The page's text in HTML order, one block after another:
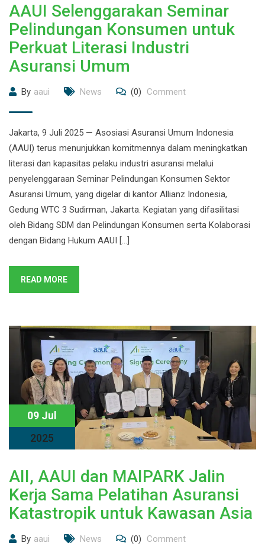
AAUI Selenggarakan Seminar
Pelindungan Konsumen untuk
Perkuat Literasi Industri
Asuransi Umum
By aaui News (0) Comment
Jakarta, 9 Juli 2025 — Asosiasi Asuransi Umum Indonesia
(AAUI) terus menunjukkan komitmennya dalam meningkatkan
literasi dan kapasitas pelaku industri asuransi melalui
penyelenggaraan Seminar Pelindungan Konsumen Sektor
Asuransi Umum, yang digelar di kantor Allianz Indonesia,
Gedung WTC 3 Sudirman, Jakarta. Kegiatan yang difasilitasi
oleh Bidang SDM dan Pelindungan Konsumen serta Kolaborasi
dengan Bidang Hukum AAUI […]
READ MORE
09 Jul
2025
AII, AAUI dan MAIPARK Jalin
Kerja Sama Pelatihan Asuransi
Katastropik untuk Kawasan Asia
By aaui News (0) Comment